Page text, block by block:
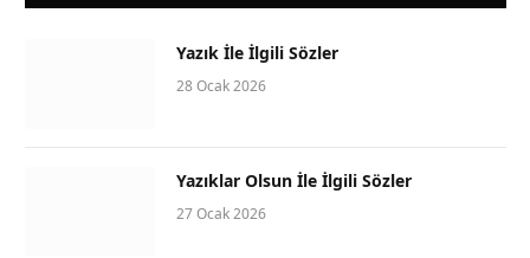
Yazık İle İlgili Sözler
28 Ocak 2026
Yazıklar Olsun İle İlgili Sözler
27 Ocak 2026